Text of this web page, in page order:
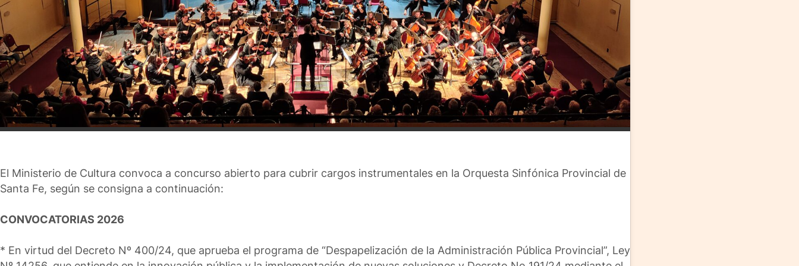
El Ministerio de Cultura convoca a concurso abierto para cubrir cargos instrumentales en la Orquesta Sinfónica Provincial de
Santa Fe, según se consigna a continuación:
CONVOCATORIAS 2026
* En virtud del Decreto Nº 400/24, que aprueba el programa de “Despapelización de la Administración Pública Provincial”, Ley